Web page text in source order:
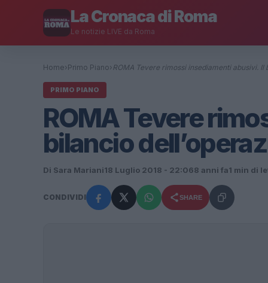
La Cronaca di Roma
Le notizie LIVE da Roma
Home› Primo Piano› ROMA Tevere rimossi insediamenti abusivi. Il
PRIMO PIANO
ROMA Tevere
bilancio
Di Sara Mariani18 Luglio 2018 - 22:068 anni fa1 min di
CONDIVIDI SHARE